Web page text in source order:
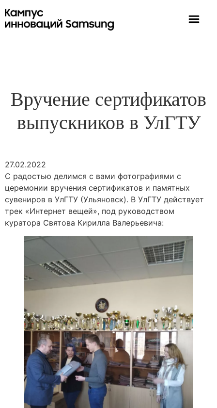
Вручение сертификатов
выпускников в УлГТУ
27.02.2022
С радостью делимся с вами фотографиями с
церемонии вручения сертификатов и памятных
сувениров в УлГТУ (Ульяновск). В УлГТУ действует
трек «Интернет вещей», под руководством
куратора Святова Кирилла Валерьевича: